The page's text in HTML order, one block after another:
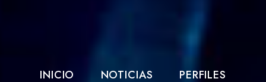
INICIO NOTICIAS PERFILES